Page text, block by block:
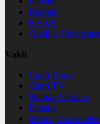
Reklam
KVKK
Gizlilik
Vakit
Canlı Borsa
Canlı TV
Namaz Vakitleri
Eczane
Nöbetçi Eczaneler